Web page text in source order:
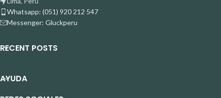
Whatsapp: (051) 920 212 547
Messenger: Gluckperu
RECENT POSTS
AYUDA